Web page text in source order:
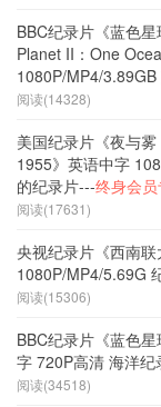
BBC纪录片《蓝色
Planet II：One
1080P/MP4/
阅读(14328)
美国纪录片《夜与
1955》英语中字
的纪录片---终身会
阅读(17631)
央视纪录片《西南
1080P/MP4/5.69G
阅读(15306)
BBC纪录片《蓝色
字 720P高清 海洋纪
阅读(34518)